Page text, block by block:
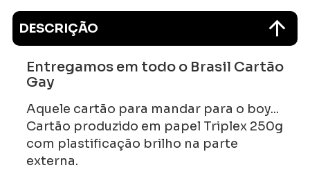
DESCRIÇÃO
Entregamos em todo o Brasil Cartão
Gay
Aquele cartão para mandar para o boy...
Cartão produzido em papel Triplex 250g
com plastificação brilho na parte
externa.